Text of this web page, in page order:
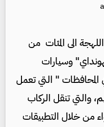
الى المئات من
وسيارات
" التي تعمل
تنقل الركاب
من خلال التطبيقات